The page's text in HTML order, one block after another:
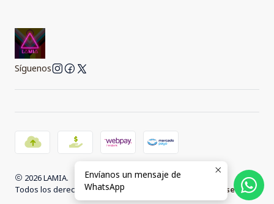
Síguenos
2026 LAMIA.
Todos los derechos reservados.
Desarrollado por Jumpseller.
Envíanos un mensaje de
WhatsApp